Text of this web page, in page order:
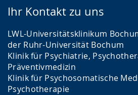
Ihr Kontakt zu uns
LWL-Universitätsklinikum
der Ruhr-Universität Bochum
Klinik für Psychiatrie,
Präventivmedizin
Klinik für Psychosomatische
Psychotherapie